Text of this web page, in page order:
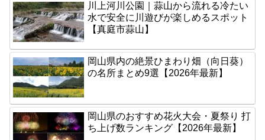
川上河川公園｜蒜山から流れる冷たい
水で安全に川遊びが楽しめるスポット
【真庭市蒜山】
岡山県内の絶景ひまわり畑（向日葵）
の名所まとめ9選【2026年最新】
岡山県のおすすめ花火大会・夏祭り 打
ち上げ数ランキング【2026年最新】